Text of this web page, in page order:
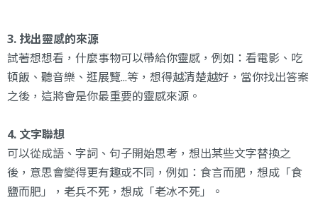
3. 找出靈感的來源
試著想想看，什麼事物可以帶給你靈感，例如：看電影、吃
頓飯、聽音樂、逛展覽...等，想得越清楚越好，當你找出答案
之後，這將會是你最重要的靈感來源。
4. 文字聯想
可以從成語、字詞、句子開始思考，想出某些文字替換之
後，意思會變得更有趣或不同，例如：食言而肥，想成「食
鹽而肥」，老兵不死，想成「老冰不死」。